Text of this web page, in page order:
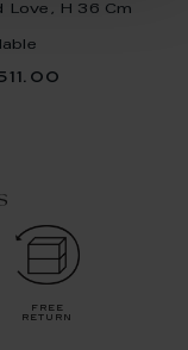
Love, H 36 Cm
free
return